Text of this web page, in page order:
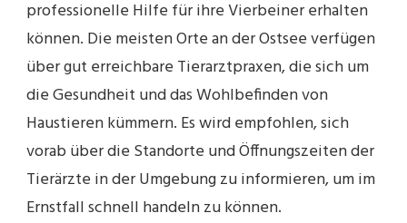
professionelle Hilfe für ihre Vierbeiner erhalten
können. Die meisten Orte an der Ostsee verfügen
über gut erreichbare Tierarztpraxen, die sich um
die Gesundheit und das Wohlbefinden von
Haustieren kümmern. Es wird empfohlen, sich
vorab über die Standorte und Öffnungszeiten der
Tierärzte in der Umgebung zu informieren, um im
Ernstfall schnell handeln zu können.